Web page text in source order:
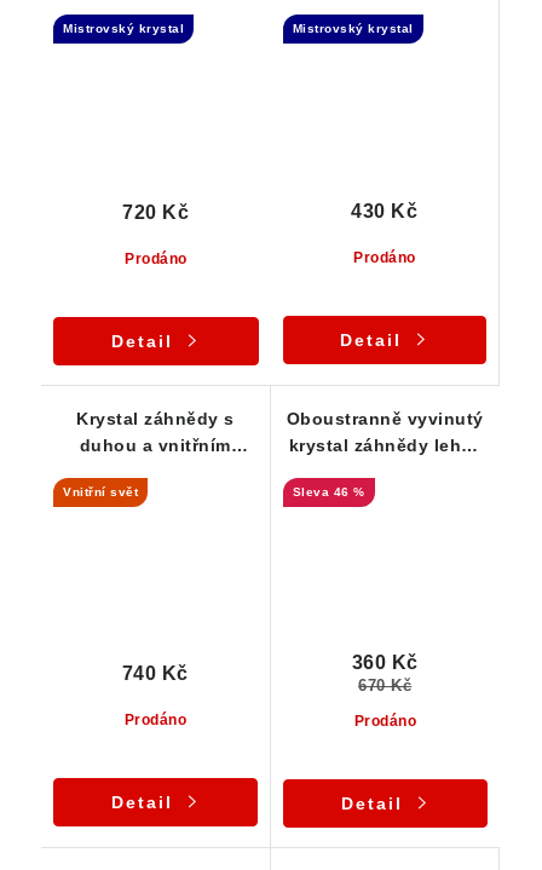
Mistrovský krystal
Prodáno
720 Kč
Detail
Mistrovský krystal
Prodáno
430 Kč
Detail
Krystal záhnědy s
duhou a vnitřním
Elestialu
Vnitřní svět
Prodáno
740 Kč
Detail
Oboustranně vyvinutý
krystal záhnědy lehce
porostlý muskovitem
46 %
Prodáno
360 Kč
670 Kč
Detail